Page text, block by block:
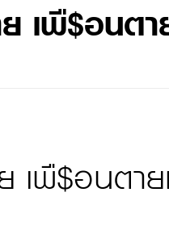
เพื$อนตา
เพื$อนตา